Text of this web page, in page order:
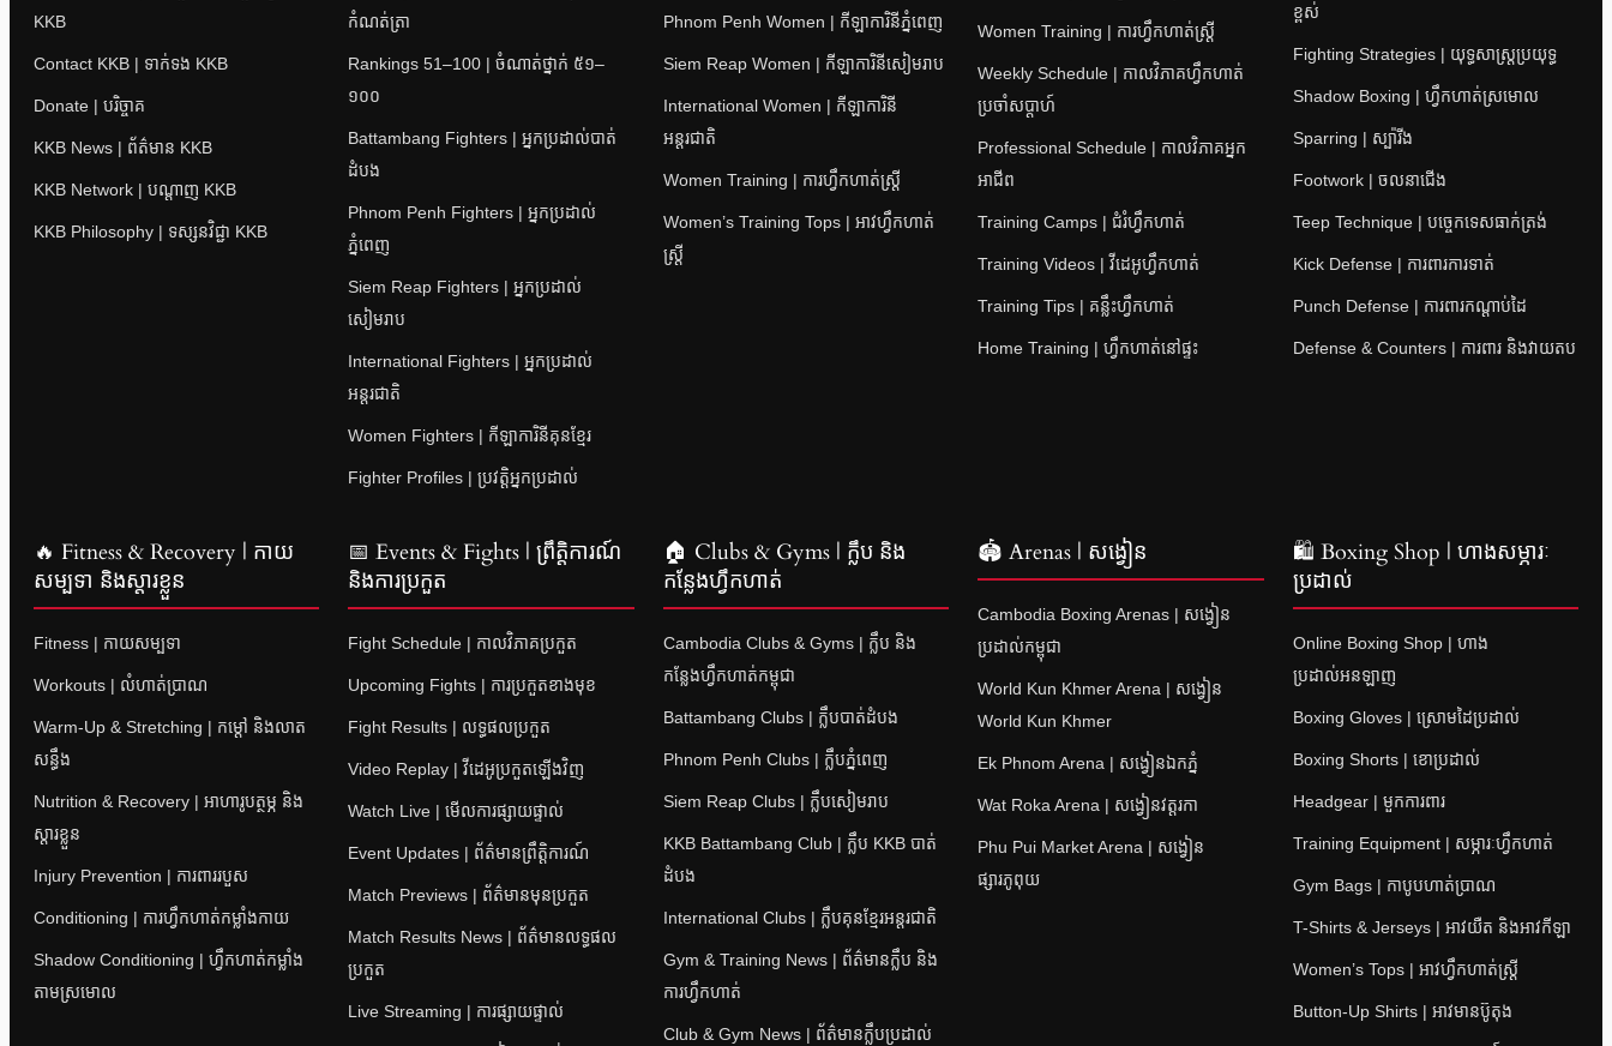
KKB
Contact KKB | ទាក់ទង KKB
Donate | បរិច្ចាគ
KKB News | ព័ត៌មាន KKB
KKB Network | បណ្តាញ KKB
KKB Philosophy | ទស្សនវិជ្ជា KKB
កំណត់ត្រា
Rankings 51–100 | ចំណាត់ថ្នាក់ ៥១–
១០០
Battambang Fighters | អ្នកប្រដាល់បាត់
ដំបង
Phnom Penh Fighters | អ្នកប្រដាល់
ភ្នំពេញ
Siem Reap Fighters | អ្នកប្រដាល់
សៀមរាប
International Fighters | អ្នកប្រដាល់
អន្តរជាតិ
Women Fighters | កីឡាការិនីគុនខ្មែរ
Fighter Profiles | ប្រវត្តិអ្នកប្រដាល់
Phnom Penh Women | កីឡាការិនីភ្នំពេញ
Siem Reap Women | កីឡាការិនីសៀមរាប
International Women | កីឡាការិនី
អន្តរជាតិ
Women Training | ការហ្វឹកហាត់ស្ត្រី
Women’s Training Tops | អាវហ្វឹកហាត់
ស្ត្រី
Women Training | ការហ្វឹកហាត់ស្ត្រី
Weekly Schedule | កាលវិភាគហ្វឹកហាត់
ប្រចាំសប្តាហ៍
Professional Schedule | កាលវិភាគអ្នក
អាជីព
Training Camps | ជំរំហ្វឹកហាត់
Training Videos | វីដេអូហ្វឹកហាត់
Training Tips | គន្លឹះហ្វឹកហាត់
Home Training | ហ្វឹកហាត់នៅផ្ទះ
ខ្ពស់
Fighting Strategies | យុទ្ធសាស្ត្រប្រយុទ្ធ
Shadow Boxing | ហ្វឹកហាត់ស្រមោល
Sparring | ស្ប៉ារីង
Footwork | ចលនាជើង
Teep Technique | បច្ចេកទេសធាក់ត្រង់
Kick Defense | ការពារការទាត់
Punch Defense | ការពារកណ្តាប់ដៃ
Defense & Counters | ការពារ និងវាយតប
🔥 Fitness & Recovery | កាយ
សម្បទា និងស្តារខ្លួន
Fitness | កាយសម្បទា
Workouts | លំហាត់ប្រាណ
Warm-Up & Stretching | កម្តៅ និងលាត
សន្ធឹង
Nutrition & Recovery | អាហារូបត្ថម្ភ និង
ស្តារខ្លួន
Injury Prevention | ការពាររបួស
Conditioning | ការហ្វឹកហាត់កម្លាំងកាយ
Shadow Conditioning | ហ្វឹកហាត់កម្លាំង
តាមស្រមោល
📅 Events & Fights | ព្រឹត្តិការណ៍
និងការប្រកួត
Fight Schedule | កាលវិភាគប្រកួត
Upcoming Fights | ការប្រកួតខាងមុខ
Fight Results | លទ្ធផលប្រកួត
Video Replay | វីដេអូប្រកួតឡើងវិញ
Watch Live | មើលការផ្សាយផ្ទាល់
Event Updates | ព័ត៌មានព្រឹត្តិការណ៍
Match Previews | ព័ត៌មានមុនប្រកួត
Match Results News | ព័ត៌មានលទ្ធផល
ប្រកួត
Live Streaming | ការផ្សាយផ្ទាល់
🏠 Clubs & Gyms | ក្លឹប និង
កន្លែងហ្វឹកហាត់
Cambodia Clubs & Gyms | ក្លឹប និង
កន្លែងហ្វឹកហាត់កម្ពុជា
Battambang Clubs | ក្លឹបបាត់ដំបង
Phnom Penh Clubs | ក្លឹបភ្នំពេញ
Siem Reap Clubs | ក្លឹបសៀមរាប
KKB Battambang Club | ក្លឹប KKB បាត់
ដំបង
International Clubs | ក្លឹបគុនខ្មែរអន្តរជាតិ
Gym & Training News | ព័ត៌មានក្លឹប និង
ការហ្វឹកហាត់
Club & Gym News | ព័ត៌មានក្លឹបប្រដាល់
🏟 Arenas | សង្វៀន
Cambodia Boxing Arenas | សង្វៀន
ប្រដាល់កម្ពុជា
World Kun Khmer Arena | សង្វៀន
World Kun Khmer
Ek Phnom Arena | សង្វៀនឯកភ្នំ
Wat Roka Arena | សង្វៀនវត្តរកា
Phu Pui Market Arena | សង្វៀន
ផ្សារភូពុយ
🛍 Boxing Shop | ហាងសម្ភារៈ
ប្រដាល់
Online Boxing Shop | ហាង
ប្រដាល់អនឡាញ
Boxing Gloves | ស្រោមដៃប្រដាល់
Boxing Shorts | ខោប្រដាល់
Headgear | មួកការពារ
Training Equipment | សម្ភារៈហ្វឹកហាត់
Gym Bags | កាបូបហាត់ប្រាណ
T-Shirts & Jerseys | អាវយឺត និងអាវកីឡា
Women’s Tops | អាវហ្វឹកហាត់ស្ត្រី
Button-Up Shirts | អាវមានប៊ូតុង